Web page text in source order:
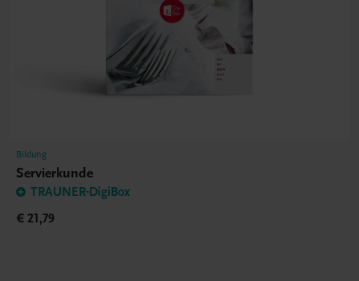
Bildung
Servierkunde
TRAUNER-DigiBox
€ 21,79